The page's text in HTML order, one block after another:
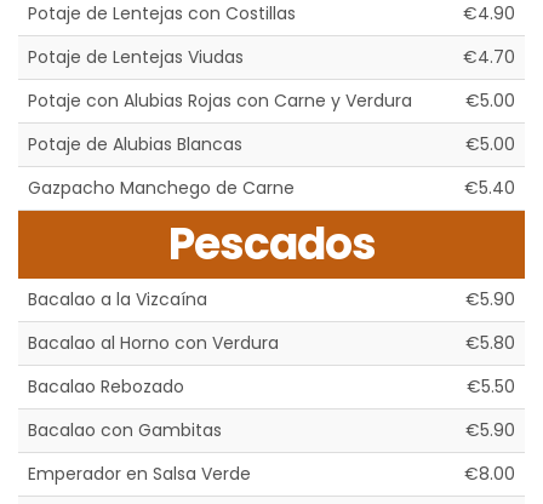
Potaje de Lentejas con Costillas
€4.90
Potaje de Lentejas Viudas
€4.70
Potaje con Alubias Rojas con Carne y Verdura
€5.00
Potaje de Alubias Blancas
€5.00
Gazpacho Manchego de Carne
€5.40
Pescados
Bacalao a la Vizcaína
€5.90
Bacalao al Horno con Verdura
€5.80
Bacalao Rebozado
€5.50
Bacalao con Gambitas
€5.90
Emperador en Salsa Verde
€8.00